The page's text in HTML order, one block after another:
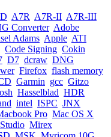
A7R A7R-II A7R-III
Converter Adobe
Adams Apple ATI
Code Signing Cokin
D7 dcraw DNG
Firefox flash memory
Garmin gcc Gitzo
Hasselblad HDR
intel ISPC JNX
Pro Mac OS X
Mirex